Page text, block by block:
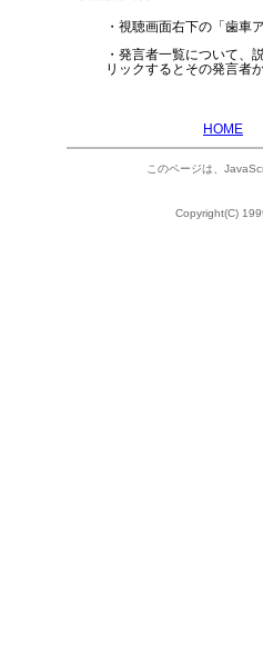
・視聴画面右下の「歯車
・発言者一覧について、
リックするとその発言者
HOME
このページは、
Copyright(C)